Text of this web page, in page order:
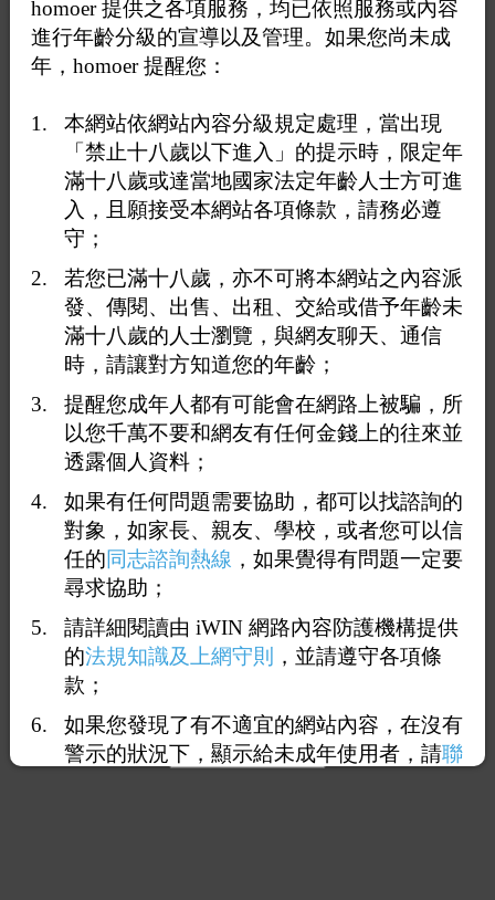
打賞
送花 送咖啡
homoer 提供之各項服務，均已依照服務或內容
進行年齡分級的宣導以及管理。如果您尚未成
年，homoer 提醒您：
本網站依網站內容分級規定處理，當出現
「禁止十八歲以下進入」的提示時，限定年
滿十八歲或達當地國家法定年齡人士方可進
入，且願接受本網站各項條款，請務必遵
守；
若您已滿十八歲，亦不可將本網站之內容派
發、傳閱、出售、出租、交給或借予年齡未
滿十八歲的人士瀏覽，與網友聊天、通信
時，請讓對方知道您的年齡；
提醒您成年人都有可能會在網路上被騙，所
以您千萬不要和網友有任何金錢上的往來並
透露個人資料；
如果有任何問題需要協助，都可以找諮詢的
對象，如家長、親友、學校，或者您可以信
任的同志諮詢熱線 ，如果覺得有問題一定要
尋求協助；
請詳細閱讀由 iWIN 網路內容防護機構提供
的法規知識及上網守則
，並請遵守各項條
款；
如果您發現了有不適宜的網站內容，在沒有
警示的狀況下，顯示給未成年使用者，請聯